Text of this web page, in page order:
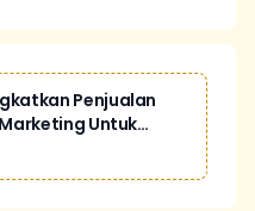
Penjualan
Untuk
Kompetitif